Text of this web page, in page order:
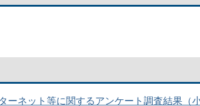
ーネット等に関するアンケート調査結果（